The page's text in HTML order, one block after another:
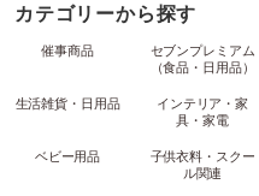
カテゴリーから探す
催事商品
セブンプレミアム
（食品・日用品）
生活雑貨・日用品
インテリア・家
具・家電
ベビー用品
子供衣料・スクー
ル関連